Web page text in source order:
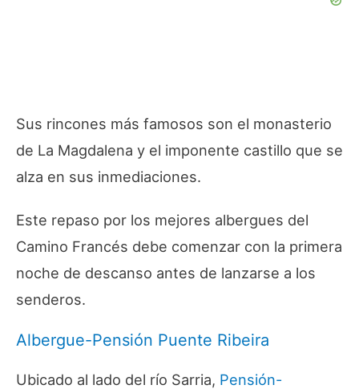
Sus rincones más famosos son el monasterio
de La Magdalena y el imponente castillo que se
alza en sus inmediaciones.
Este repaso por los mejores albergues del
Camino Francés debe comenzar con la primera
noche de descanso antes de lanzarse a los
senderos.
Albergue-Pensión Puente Ribeira
Ubicado al lado del río Sarria, Pensión-